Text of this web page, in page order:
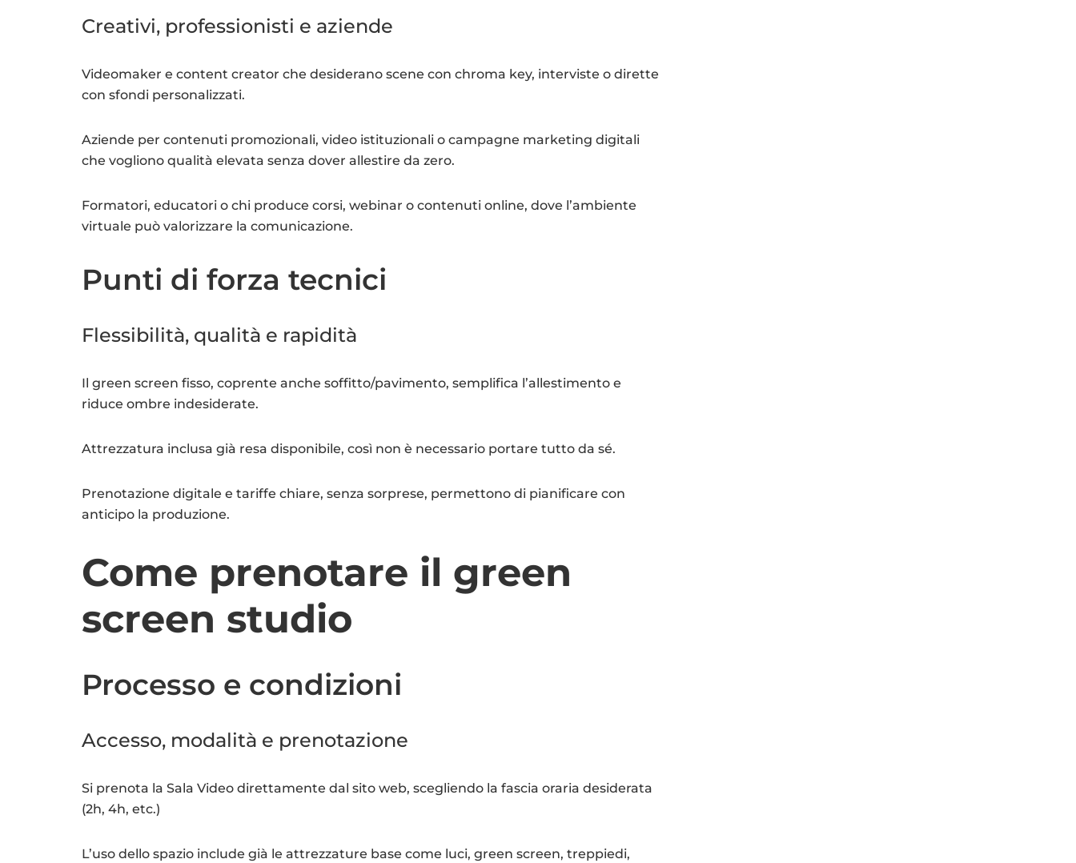
Creativi, professionisti e aziende
Videomaker e content creator che desiderano scene con chroma key, interviste o dirette
con sfondi personalizzati.
Aziende per contenuti promozionali, video istituzionali o campagne marketing digitali
che vogliono qualità elevata senza dover allestire da zero.
Formatori, educatori o chi produce corsi, webinar o contenuti online, dove l’ambiente
virtuale può valorizzare la comunicazione.
Punti di forza tecnici
Flessibilità, qualità e rapidità
Il green screen fisso, coprente anche soffitto/pavimento, semplifica l’allestimento e
riduce ombre indesiderate.
Attrezzatura inclusa già resa disponibile, così non è necessario portare tutto da sé.
Prenotazione digitale e tariffe chiare, senza sorprese, permettono di pianificare con
anticipo la produzione.
Come prenotare il green
screen studio
Processo e condizioni
Accesso, modalità e prenotazione
Si prenota la Sala Video direttamente dal sito web, scegliendo la fascia oraria desiderata
(2h, 4h, etc.)
L’uso dello spazio include già le attrezzature base come luci, green screen, treppiedi,